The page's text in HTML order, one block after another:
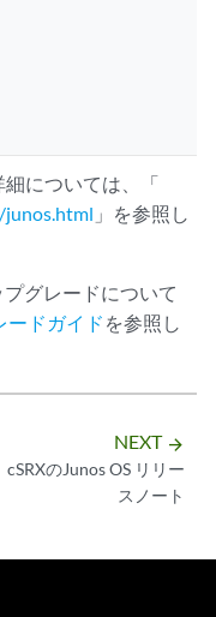
細については、「
」を参照し
グレードについて
ードガイド を参照し
NEXT arrow_forward
cSRXのJunos OS リリー
スノート